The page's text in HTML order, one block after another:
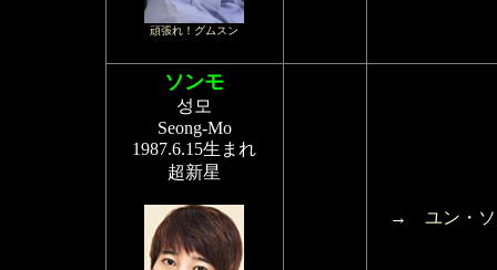
頑張れ！グムスン
ソンモ
성모
Seong-Mo
1987.6.15生まれ
超新星
→ユン・